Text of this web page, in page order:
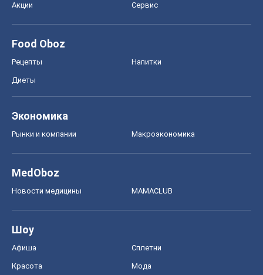
Акции Сервис
Food Oboz
Рецепты Напитки
Диеты
Экономика
Рынки и компании Mакроэкономика
MedOboz
Новости медицины MAMACLUB
Шоу
Афиша Сплетни
Красота Мода